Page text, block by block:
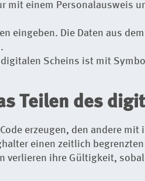
mit einem Personalausweis
eingeben. Die Daten aus
Scheins ist mit
Teilen des
erzeugen, den andere
einen zeitlich
verlieren ihre Gültigkeit,